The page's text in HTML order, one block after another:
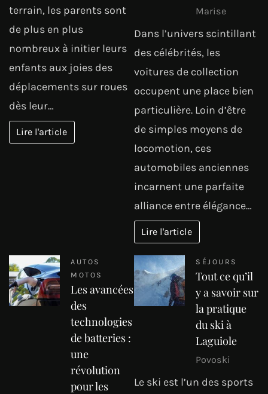
terrain, les parents sont
de plus en plus
nombreux à initier leurs
enfants aux joies des
déplacements sur roues
dès leur…
Lire l'article
Marise
Dans l’univers scintillant
des célébrités, les
voitures de collection
occupent une place bien
particulière. Loin d’être
de simples moyens de
locomotion, ces
automobiles anciennes
incarnent une parfaite
alliance entre élégance…
Lire l'article
AUTOS
MOTOS
Les avancées
des
technologies
de batteries :
une
révolution
pour les
SÉJOURS
Tout ce qu’il
y a savoir sur
la pratique
du ski à
Laguiole
Povoski
Le ski est l’un des sports